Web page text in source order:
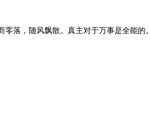
落，随风飘散。真主对于万事是全能的。